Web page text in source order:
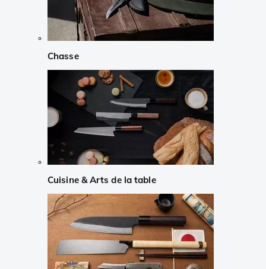
Chasse
Cuisine & Arts de la table